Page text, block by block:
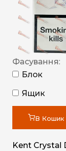
Фасування:
Блок
Ящик
В Кошик
Kent Crystal